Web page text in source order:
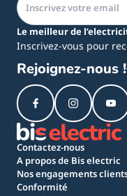
Le meilleur de
Inscrivez-vous pour
Rejoignez-nous !
Contactez-nous
A propos de Bis electric
Nos engagements
Conformité